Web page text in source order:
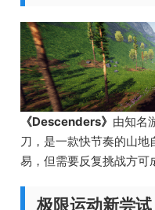
《Descenders》 由知名
刀，是一款快节奏的山
易，但需要反复挑战方可
极限运动新尝试